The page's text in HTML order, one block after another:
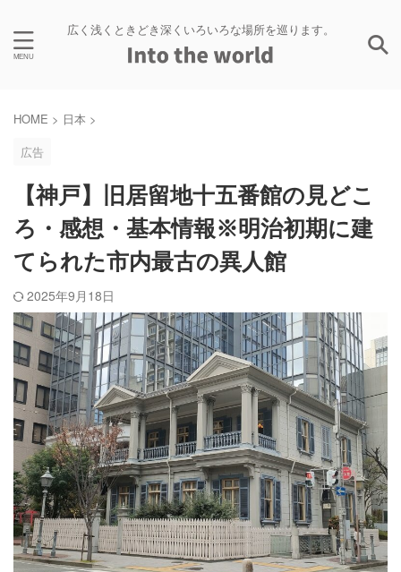
広く浅くときどき深くいろいろな場所を巡ります。
HOME > 日本 >
広告
【神戸】旧居留地十五番館の見どこ
ろ・感想・基本情報※明治初期に建
てられた市内最古の異人館
2025年9月18日